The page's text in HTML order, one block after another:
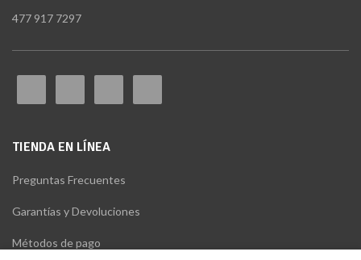
477 917 7297
TIENDA EN LÍNEA
Preguntas Frecuentes
Garantías y Devoluciones
Métodos de pago